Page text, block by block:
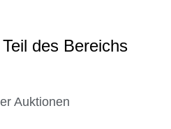
des Bereichs
Auktionen